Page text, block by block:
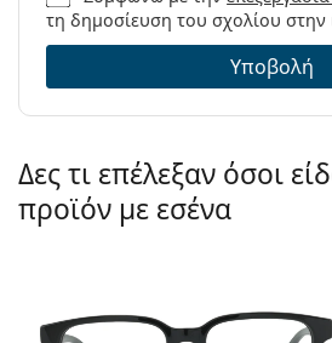
τη δημοσίευση του σχολίου στην
Υποβολή
Δες τι επέλεξαν όσοι
προϊόν με εσένα